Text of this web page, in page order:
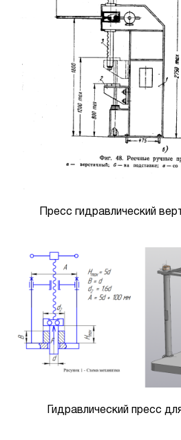
Пресс гидравлический
Гидравлический пресс